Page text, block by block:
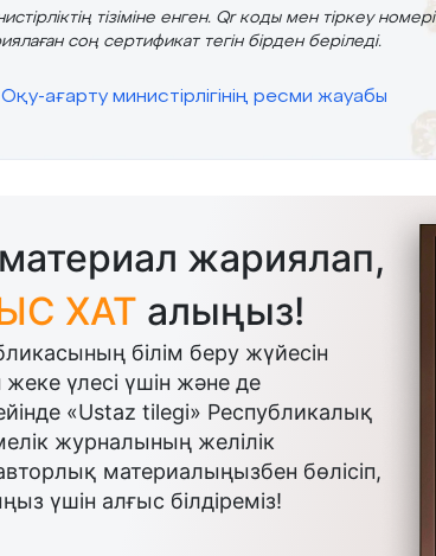
тізіміне енген. Qr коды мен тіркеу номері
соң сертификат тегін бірден беріледі.
Оқу-ағарту министірлігінің ресми жауабы
жариялап,
ХАТ алыңыз!
білім беру жүйесін
үлесі үшін және де
«Ustaz tilegi» Республикалық
журналының желілік
материалыңызбен бөлісіп,
үшін алғыс білдіреміз!